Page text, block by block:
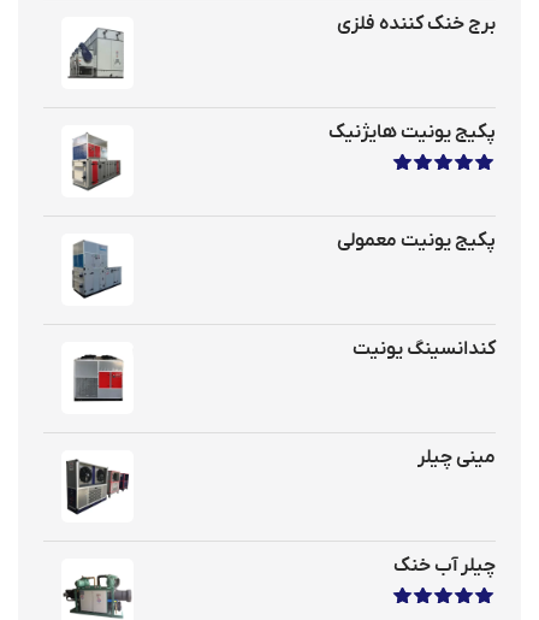
برج خنک کننده فلزی
پکیج یونیت هایژنیک
پکیج یونیت معمولی
کندانسینگ یونیت
مینی چیلر
چیلر آب خنک